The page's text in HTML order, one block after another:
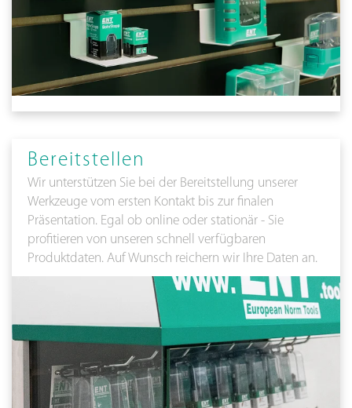
Bereitstellen
Wir unterstützen Sie bei der Bereitstellung unserer
Werkzeuge vom ersten Kontakt bis zur finalen
Präsentation. Egal ob online oder stationär - Sie
profitieren von unseren schnell verfügbaren
Produktdaten. Auf Wunsch reichern wir Ihre Daten an.